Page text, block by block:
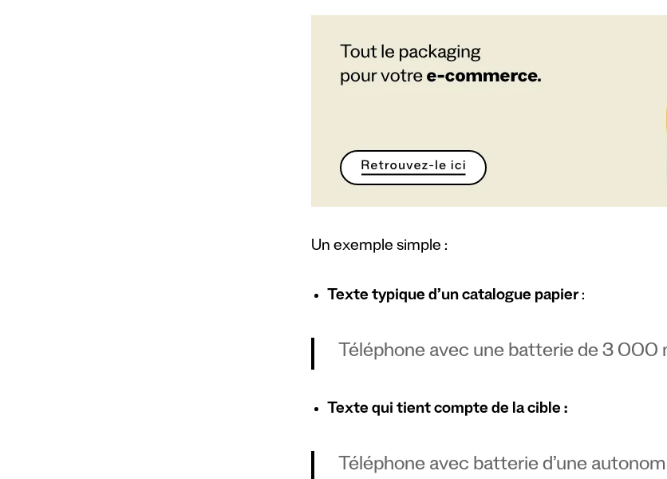
Un exemple simple :
Texte typique d’un catalogue papier:
Téléphone avec une batterie de 3 000
Texte qui tient compte de la cible :
Téléphone avec batterie d’une